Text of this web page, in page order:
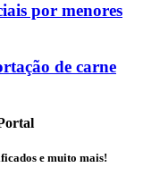
por menores
de carne
e muito mais!